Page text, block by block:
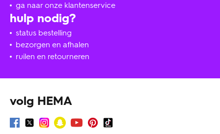
hulp nodig?
status bestelling
bezorgen en afhalen
ruilen en retourneren
ga naar onze klantenservice
volg HEMA